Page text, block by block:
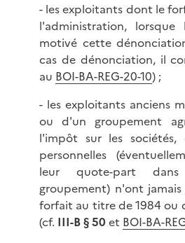
- les exploitants dont le
l'administration,
motivé cette
cas de dénonciation, il
au BOI-BA-REG-20-10) ;
- les exploitants anciens
ou d'un groupement
l'impôt sur les
personnelles
leur quote-part
groupement) n'ont
forfait au titre de 1984 ou
(cf. III-B § 50 et BOI-BA-